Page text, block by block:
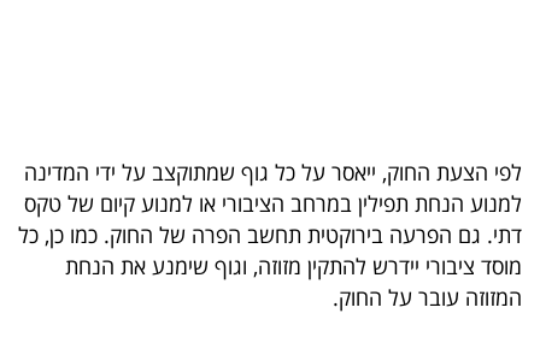
5
המילון
הכלכלי
פודקאסט
לפי הצעת החוק, ייאסר על כל גוף שמתוקצב על ידי המדינה
למנוע הנחת תפילין במרחב הציבורי או למנוע קיום של טקס
דתי. גם הפרעה בירוקטית תחשב הפרה של החוק. כמו כן, כל
מוסד ציבורי יידרש להתקין מזוזה, וגוף שימנע את הנחת
המזוזה עובר על החוק.